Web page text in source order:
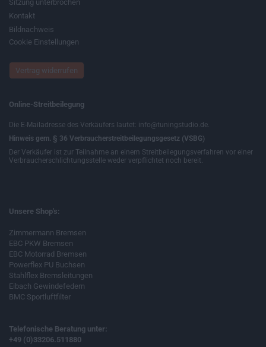
Sitzung unterbrochen
Kontakt
Bildnachweis
Cookie Einstellungen
Vertrag widerrufen
Online-Streitbeilegung
Die E-Mailadresse des Verkäufers lautet: info@tuningstudio.de.
Hinweis gem. § 36 Verbraucherstreitbeilegungsgesetz (VSBG)
Der Verkäufer ist zur Teilnahme an einem Streitbeilegungsverfahren vor einer
Verbraucherschlichtungsstelle weder verpflichtet noch bereit.
Unsere Shop's:
Zimmermann Bremsen
EBC PKW Bremsen
EBC Motorrad Bremsen
Powerflex PU Buchsen
Stahlflex Bremsleitungen
Eibach Gewindefedern
BMC Sportluftfilter
Telefonische Beratung unter:
+49 (0)33206.511880